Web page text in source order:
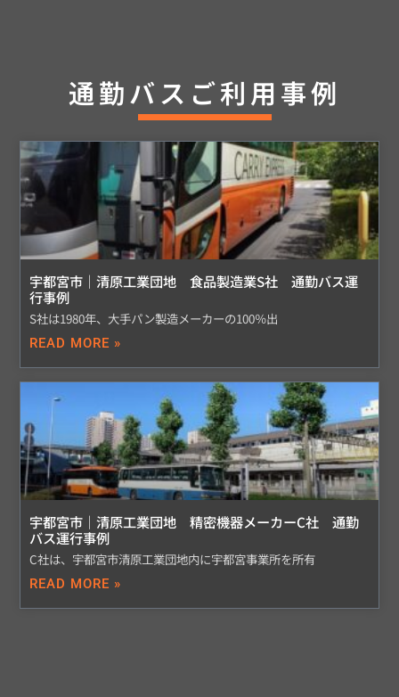
通勤バスご利用事例
宇都宮市｜清原工業団地 食品製造業S社 通勤バス運
行事例
S社は1980年、大手パン製造メーカーの100％出
READ MORE »
宇都宮市｜清原工業団地 精密機器メーカーC社 通勤
バス運行事例
C社は、宇都宮市清原工業団地内に宇都宮事業所を所有
READ MORE »